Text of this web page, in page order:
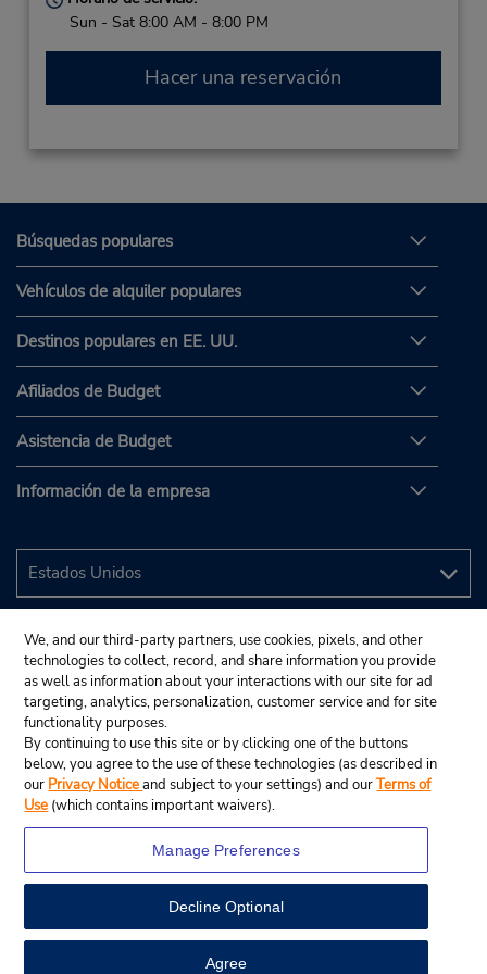
View Map
Sun - Sat 8:00 AM - 8:00 PM
Hacer una reservación
Búsquedas populares
Vehículos de alquiler populares
Destinos populares en EE. UU.
Afiliados de Budget
Asistencia de Budget
Información de la empresa
© 2024 Budget Rent A Car System, Inc.
We, and our third-party partners, use cookies, pixels, and other
technologies to collect, record, and share information you provide
as well as information about your interactions with our site for ad
targeting, analytics, personalization, customer service and for site
functionality purposes.
By continuing to use this site or by clicking one of the buttons
below, you agree to the use of these technologies (as described in
our Privacy Noticeand subject to your settings) and ourTerms of
Use (which contains important waivers).
Manage Preferences
Decline Optional
Agree